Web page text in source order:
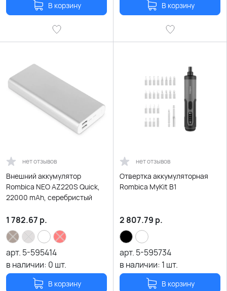
В корзину В корзину
нет отзывов
Внешний аккумулятор
Rombica NEO AZ220S Quick,
22000 mAh, серебристый
1 782.67 р.
арт. 5-595414
в наличии: 0 шт.
В корзину
нет отзывов
Отвертка аккумуляторная
Rombica MyKit B1
2 807.79 р.
арт. 5-595734
в наличии: 1 шт.
В корзину